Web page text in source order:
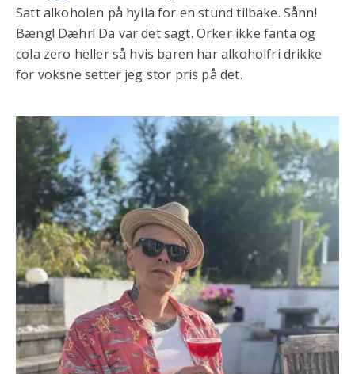
Satt alkoholen på hylla for en stund tilbake. Sånn!
Bæng! Dæhr! Da var det sagt. Orker ikke fanta og
cola zero heller så hvis baren har alkoholfri drikke
for voksne setter jeg stor pris på det.